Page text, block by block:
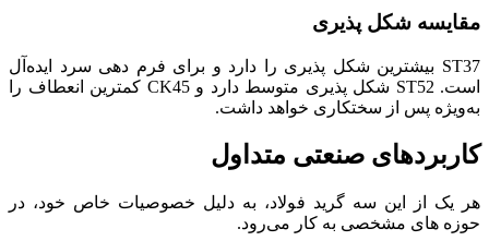
مقایسه شکل‌ پذیری
ST37 بیشترین شکل‌ پذیری را دارد و برای فرم‌ دهی سرد ایده‌آل
است. ST52 شکل‌ پذیری متوسط دارد و CK45 کمترین انعطاف را
به‌ویژه پس از سختکاری خواهد داشت.
کاربردهای صنعتی متداول
هر یک از این سه گرید فولاد، به دلیل خصوصیات خاص خود، در
حوزه‌ های مشخصی به کار می‌رود.